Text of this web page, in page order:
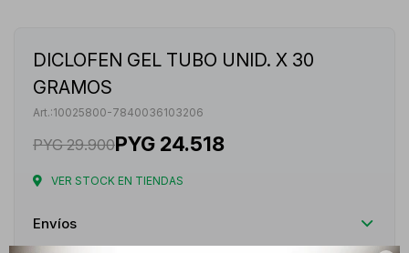
DICLOFEN GEL TUBO UNID. X 30
GRAMOS
10025800-7840036103206
PYG 29.900PYG 24.518
VER STOCK EN TIENDAS
Envíos